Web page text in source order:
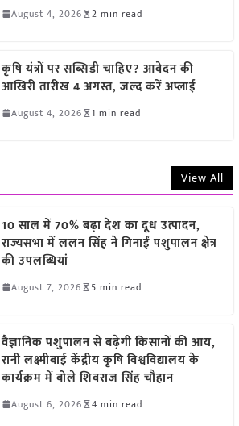
August 4, 2026 2 min read
कृषि यंत्रों पर सब्सिडी चाहिए? आवेदन की
आखिरी तारीख 4 अगस्त, जल्द करें अप्लाई
August 4, 2026 1 min read
View All
10 साल में 70% बढ़ा देश का दूध उत्पादन,
राज्यसभा में ललन सिंह ने गिनाईं पशुपालन क्षेत्र
की उपलब्धियां
August 7, 2026 5 min read
वैज्ञानिक पशुपालन से बढ़ेगी किसानों की आय,
रानी लक्ष्मीबाई केंद्रीय कृषि विश्वविद्यालय के
कार्यक्रम में बोले शिवराज सिंह चौहान
August 6, 2026 4 min read